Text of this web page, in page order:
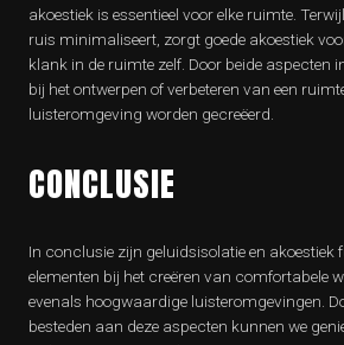
akoestiek is essentieel voor elke ruimte.
ruis minimaliseert, zorgt goede akoestiek
klank in de ruimte zelf. Door beide aspecten
bij het ontwerpen of verbeteren van een
luisteromgeving worden gecreëerd.
CONCLUSIE
In conclusie zijn geluidsisolatie en akoestiek
elementen bij het creëren van comfortabele
evenals hoogwaardige luisteromgevingen.
besteden aan deze aspecten kunnen we